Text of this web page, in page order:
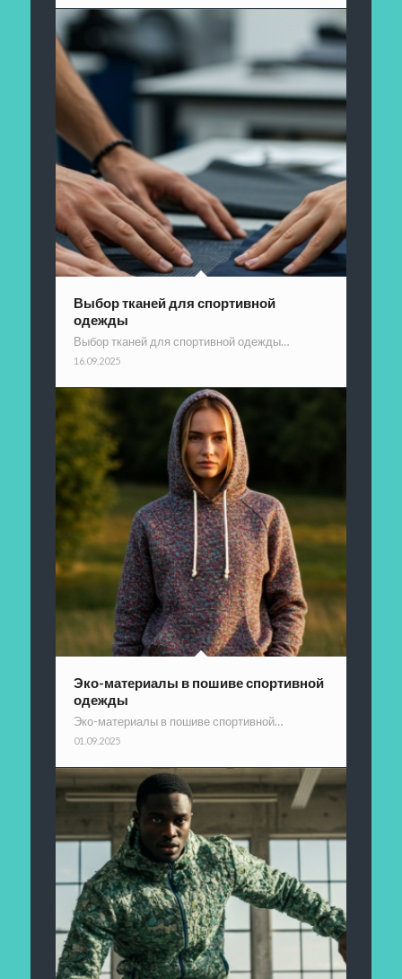
Выбор тканей для спортивной
одежды
Выбор тканей для спортивной одежды…
16.09.2025
Эко-материалы в пошиве спортивной
одежды
Эко-материалы в пошиве спортивной…
01.09.2025